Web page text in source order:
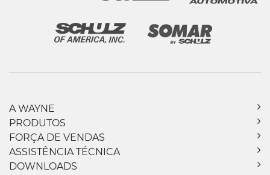
A WAYNE
PRODUTOS
FORÇA DE VENDAS
ASSISTÊNCIA TÉCNICA
DOWNLOADS